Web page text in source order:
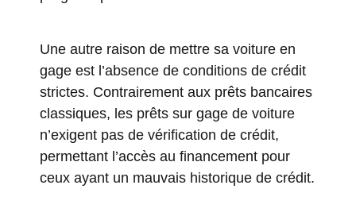
Une autre raison de mettre sa voiture en
gage est l’absence de conditions de crédit
strictes. Contrairement aux prêts bancaires
classiques, les prêts sur gage de voiture
n’exigent pas de vérification de crédit,
permettant l’accès au financement pour
ceux ayant un mauvais historique de crédit.